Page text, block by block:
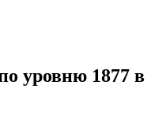
уровню 1877 в